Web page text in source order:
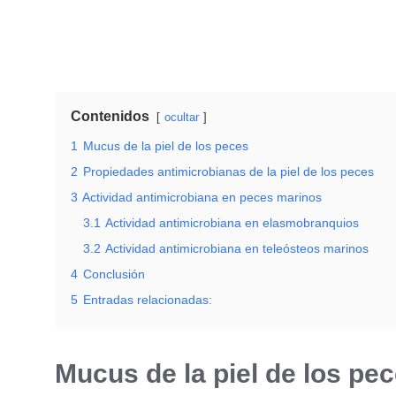
Contenidos ocultar
1
Mucus de la piel de los peces
2 Propiedades antimicrobianas de la piel de los peces
3 Actividad antimicrobiana en peces marinos
3.1 Actividad antimicrobiana en elasmobranquios
3.2 Actividad antimicrobiana en teleósteos marinos
4 Conclusión
5 Entradas relacionadas:
Mucus de la piel de los